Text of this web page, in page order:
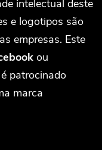
intelectual deste
e logotipos são
empresas. Este
ou
é patrocinado
marca